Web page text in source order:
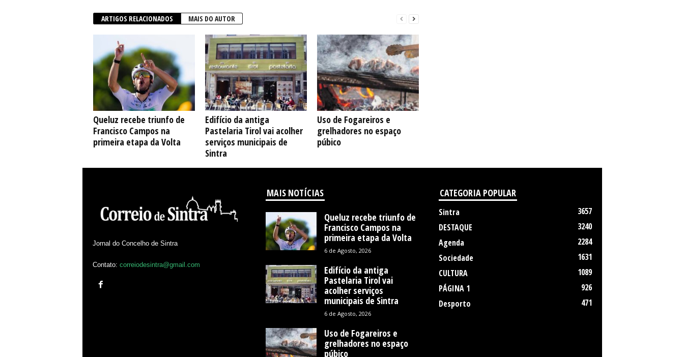
ARTIGOS RELACIONADOS MAIS DO AUTOR
Queluz recebe triunfo de
Francisco Campos na
primeira etapa da Volta
Edifício da antiga
Pastelaria Tirol vai acolher
serviços municipais de
Sintra
Uso de Fogareiros e
grelhadores no espaço
púbico
Jornal do Concelho de Sintra
Contato: correiodesintra@gmail.com
MAIS NOTÍCIAS
Queluz recebe triunfo de
Francisco Campos na
primeira etapa da Volta
6 de Agosto, 2026
Edifício da antiga
Pastelaria Tirol vai
acolher serviços
municipais de Sintra
6 de Agosto, 2026
Uso de Fogareiros e
grelhadores no espaço
púbico
CATEGORIA POPULAR
Sintra
3657
DESTAQUE
3240
Agenda
2284
Sociedade
1631
CULTURA
1089
PÁGINA 1
926
Desporto
471